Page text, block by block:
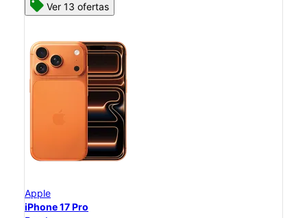
Ver 13 ofertas
Apple
iPhone 17 Pro